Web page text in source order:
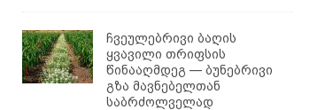
ჩვეულებრივი ბაღის
ყვავილი თრიფსის
წინააღმდეგ — ბუნებრივი
გზა მავნებელთან
საბრძოლველად